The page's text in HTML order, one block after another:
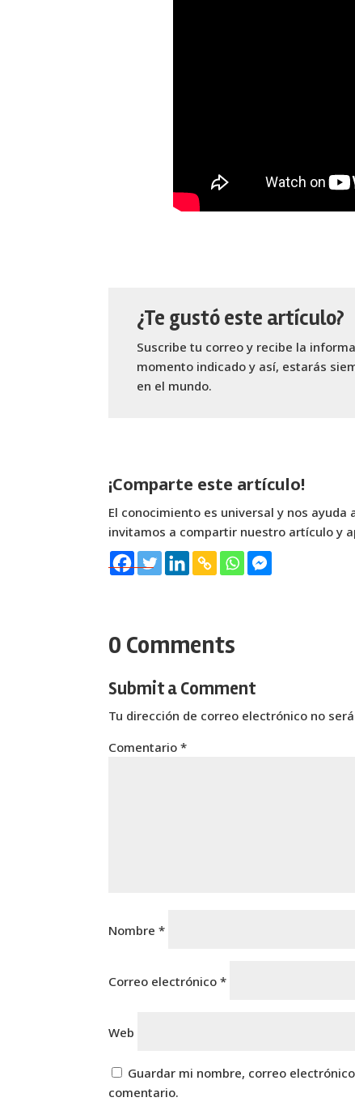
¿Te gustó este artículo?
Suscribe tu correo y recibe la
momento indicado y así, estarás
en el mundo.
¡Comparte este artículo!
El conocimiento es universal y nos ayuda
invitamos a compartir nuestro artículo y
0 Comments
Submit a Comment
Tu dirección de correo electrónico no
Comentario*
Nombre*
Correo electrónico*
Web
Guardar mi nombre, correo
comentario.